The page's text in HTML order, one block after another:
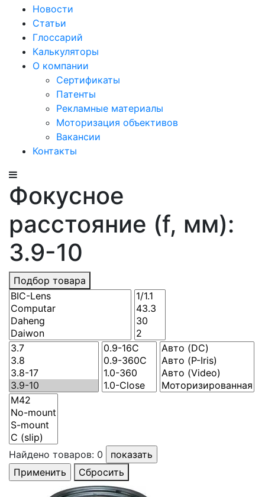
Новости
Статьи
Глоссарий
Калькуляторы
О компании
Сертификаты
Патенты
Рекламные материалы
Моторизация объективов
Вакансии
Контакты
Фокусное
расстояние (f, мм):
3.9-10
Подбор товара
Найдено товаров: 0
Сбросить